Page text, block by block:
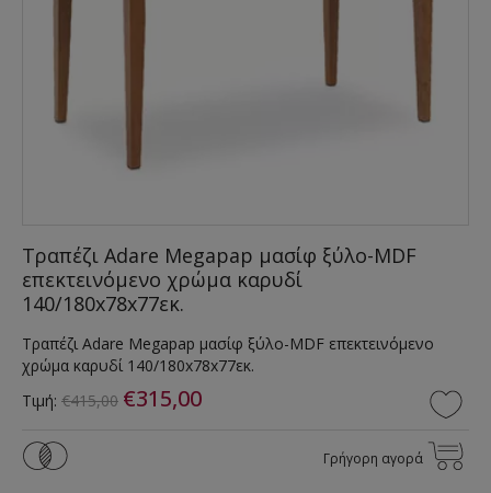
Τραπέζι Adare Megapap μασίφ ξύλο-MDF
επεκτεινόμενο χρώμα καρυδί
140/180x78x77εκ.
Τραπέζι Adare Megapap μασίφ ξύλο-MDF επεκτεινόμενο
χρώμα καρυδί 140/180x78x77εκ.
Τιμή: €415,00 €315,00
Γρήγορη αγορά